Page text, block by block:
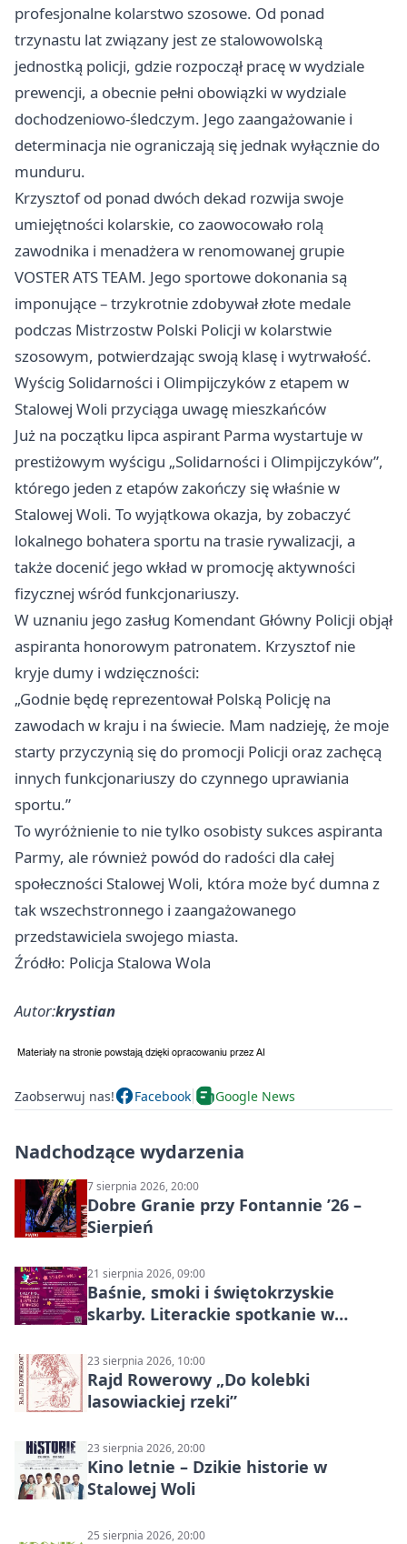
profesjonalne kolarstwo szosowe. Od ponad
trzynastu lat związany jest ze stalowowolską
jednostką policji, gdzie rozpoczął pracę w wydziale
prewencji, a obecnie pełni obowiązki w wydziale
dochodzeniowo-śledczym. Jego zaangażowanie i
determinacja nie ograniczają się jednak wyłącznie do
munduru.
Krzysztof od ponad dwóch dekad rozwija swoje
umiejętności kolarskie, co zaowocowało rolą
zawodnika i menadżera w renomowanej grupie
VOSTER ATS TEAM. Jego sportowe dokonania są
imponujące – trzykrotnie zdobywał złote medale
podczas Mistrzostw Polski Policji w kolarstwie
szosowym, potwierdzając swoją klasę i wytrwałość.
Wyścig Solidarności i Olimpijczyków z etapem w
Stalowej Woli przyciąga uwagę mieszkańców
Już na początku lipca aspirant Parma wystartuje w
prestiżowym wyścigu „Solidarności i Olimpijczyków”,
którego jeden z etapów zakończy się właśnie w
Stalowej Woli. To wyjątkowa okazja, by zobaczyć
lokalnego bohatera sportu na trasie rywalizacji, a
także docenić jego wkład w promocję aktywności
fizycznej wśród funkcjonariuszy.
W uznaniu jego zasług Komendant Główny Policji objął
aspiranta honorowym patronatem. Krzysztof nie
kryje dumy i wdzięczności:
„Godnie będę reprezentował Polską Policję na
zawodach w kraju i na świecie. Mam nadzieję, że moje
starty przyczynią się do promocji Policji oraz zachęcą
innych funkcjonariuszy do czynnego uprawiania
sportu.”
To wyróżnienie to nie tylko osobisty sukces aspiranta
Parmy, ale również powód do radości dla całej
społeczności Stalowej Woli, która może być dumna z
tak wszechstronnego i zaangażowanego
przedstawiciela swojego miasta.
Źródło: Policja Stalowa Wola
Autor:krystian
Zaobserwuj nas! Facebook Google News
Nadchodzące wydarzenia
7 sierpnia 2026, 20:00
Dobre Granie przy Fontannie ’26 –
Sierpień
21 sierpnia 2026, 09:00
Baśnie, smoki i świętokrzyskie
skarby. Literackie spotkanie w
23 sierpnia 2026, 10:00
Rajd Rowerowy „Do kolebki
lasowiackiej rzeki”
23 sierpnia 2026, 20:00
Kino letnie – Dzikie historie w
Stalowej Woli
25 sierpnia 2026, 20:00